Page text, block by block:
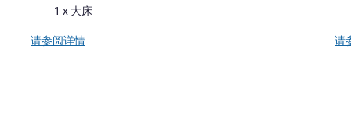
床上用品1 x 大床
请参阅详情 请